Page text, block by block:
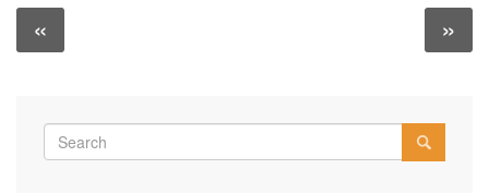
投
稿
ビ
ゲ
Previous
« »